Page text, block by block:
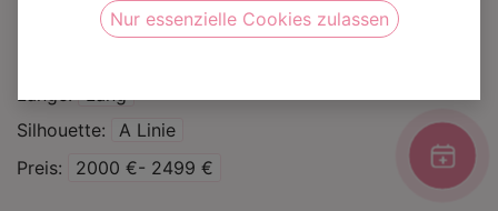
Jarice
Länge
Lang
Silhouette
A Linie
Preis
2000 €- 2499 €
Nur essenzielle Cookies zulassen